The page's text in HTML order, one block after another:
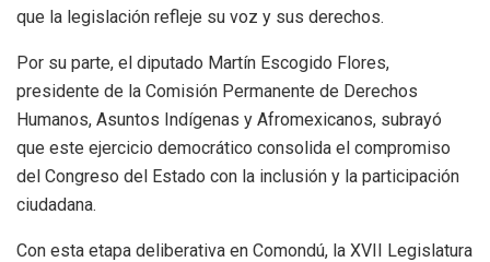
que la legislación refleje su voz y sus derechos.
Por su parte, el diputado Martín Escogido Flores,
presidente de la Comisión Permanente de Derechos
Humanos, Asuntos Indígenas y Afromexicanos, subrayó
que este ejercicio democrático consolida el compromiso
del Congreso del Estado con la inclusión y la participación
ciudadana.
Con esta etapa deliberativa en Comondú, la XVII Legislatura